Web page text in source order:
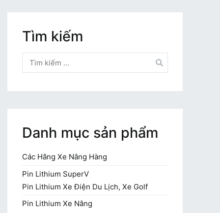
Tìm kiếm
kiếm
cho:
Danh mục sản phẩm
Các Hãng Xe Nâng Hàng
Pin Lithium SuperV
Pin Lithium Xe Điện Du Lịch, Xe Golf
Pin Lithium Xe Nâng